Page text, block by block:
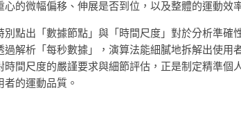
的微幅偏移、伸展是否到位，以及整體的運動效
別點出「數據節點」與「時間尺度」對於分析準確
解析「每秒數據」，演算法能細膩地拆解出使用
時間尺度的嚴謹要求與細節評估，正是制定精準個
的運動品質。